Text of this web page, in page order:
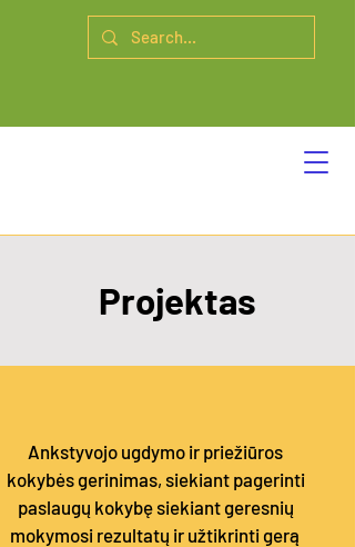
Projektas
Ankstyvojo ugdymo ir priežiūros
kokybės gerinimas, siekiant pagerinti
paslaugų kokybę siekiant geresnių
mokymosi rezultatų ir užtikrinti gerą